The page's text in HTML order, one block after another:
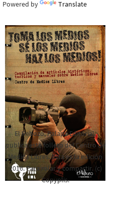
Powered by Translate
El Rebozo, Palapa Editorial,
publica este folleto del Centro de
Medios Libres. Esta es la edición
2016. Para rolar y compartir. (c)
Copyplis.